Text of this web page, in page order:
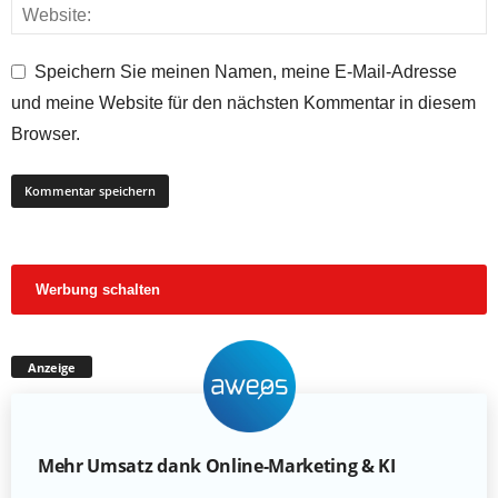
Speichern Sie meinen Namen, meine E-Mail-Adresse
und meine Website für den nächsten Kommentar in diesem
Browser.
Werbung schalten
Anzeige
Mehr Umsatz dank Online-Marketing & KI